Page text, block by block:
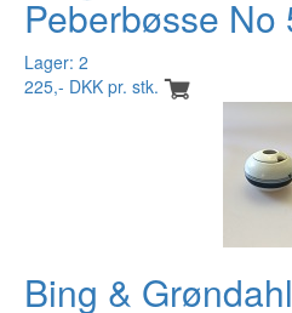
Peberbøsse No
Lager: 2
225,- DKK pr. stk.
Bing &